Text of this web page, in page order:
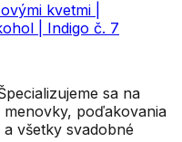
kvetmi |
| Indigo č. 7
sa na
poďakovania
všetky svadobné